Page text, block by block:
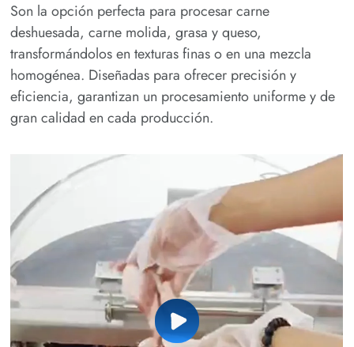
Son la opción perfecta para procesar carne
deshuesada, carne molida, grasa y queso,
transformándolos en texturas finas o en una mezcla
homogénea. Diseñadas para ofrecer precisión y
eficiencia, garantizan un procesamiento uniforme y de
gran calidad en cada producción.